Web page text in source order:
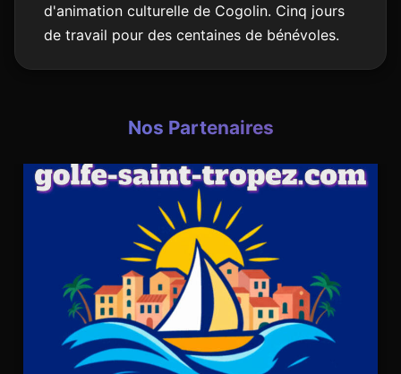
d'animation culturelle de Cogolin. Cinq jours
de travail pour des centaines de bénévoles.
Nos Partenaires